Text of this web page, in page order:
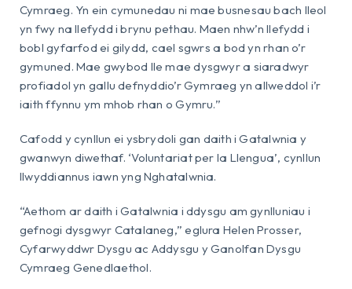
Cymraeg. Yn ein cymunedau ni mae busnesau bach lleol
yn fwy na llefydd i brynu pethau. Maen nhw’n llefydd i
bobl gyfarfod ei gilydd, cael sgwrs a bod yn rhan o’r
gymuned. Mae gwybod lle mae dysgwyr a siaradwyr
profiadol yn gallu defnyddio’r Gymraeg yn allweddol i’r
iaith ffynnu ym mhob rhan o Gymru.”
Cafodd y cynllun ei ysbrydoli gan daith i Gatalwnia y
gwanwyn diwethaf. ‘Voluntariat per la Llengua’, cynllun
llwyddiannus iawn yng Nghatalwnia.
“Aethom ar daith i Gatalwnia i ddysgu am gynlluniau i
gefnogi dysgwyr Catalaneg,” eglura Helen Prosser,
Cyfarwyddwr Dysgu ac Addysgu y Ganolfan Dysgu
Cymraeg Genedlaethol.